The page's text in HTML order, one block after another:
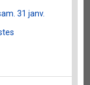
31 janv.